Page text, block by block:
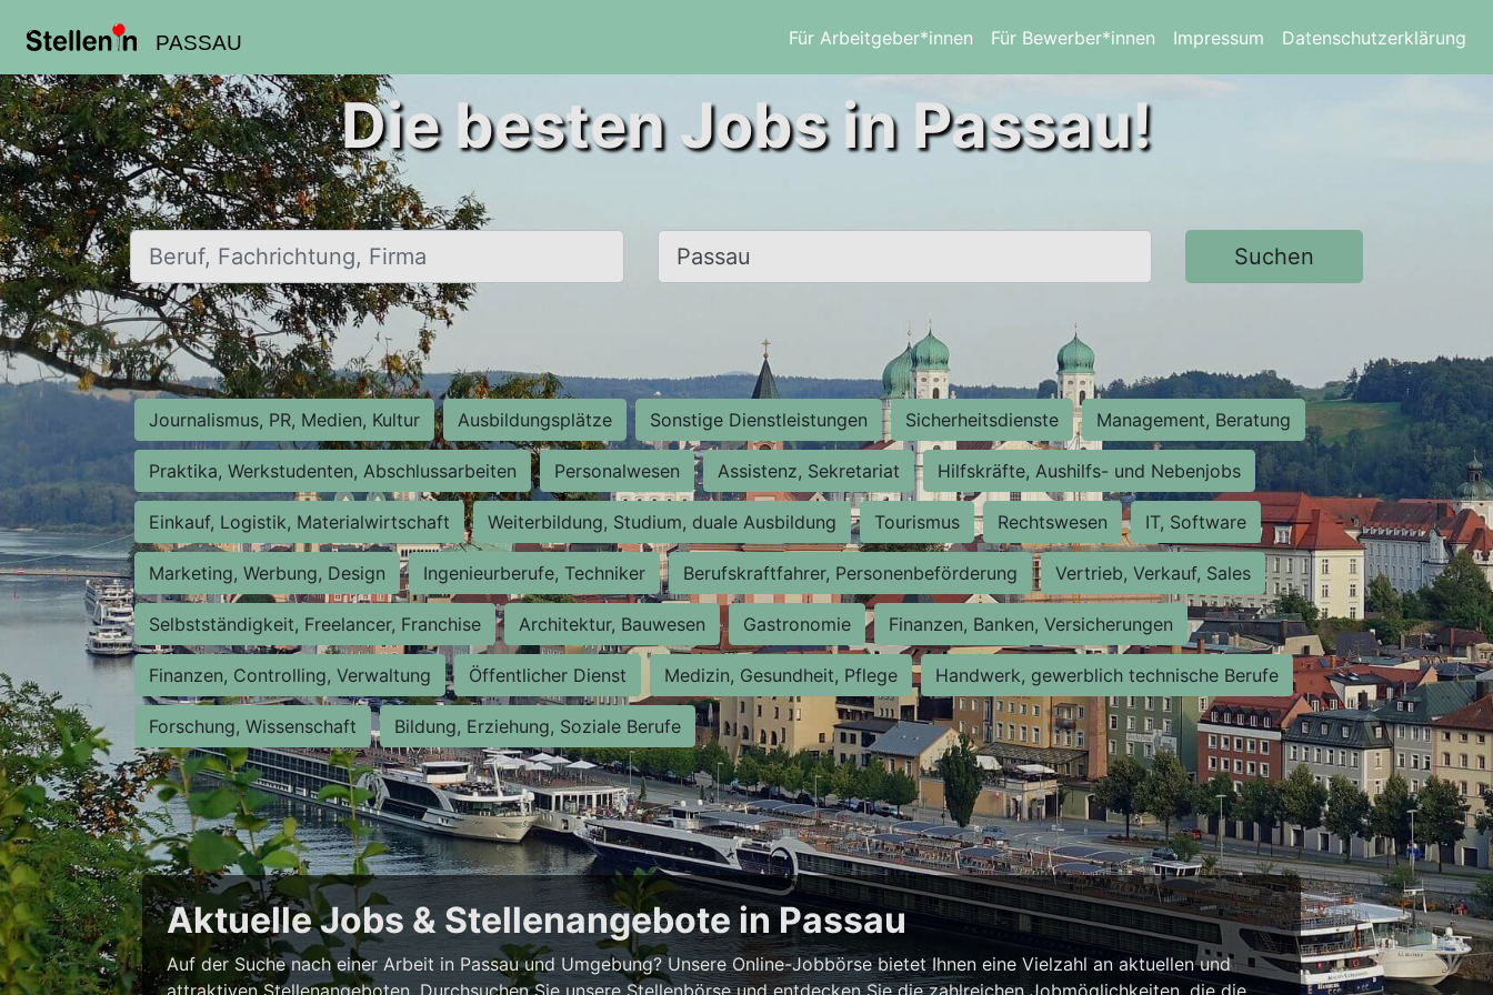
PASSAU Für Arbeitgeber*innen Für Bewerber*innen Impressum Datenschutzerklärung
Die besten Jobs in Passau!
Beruf, Fachrichtung, Firma Ort, Stadt Suchen
Journalismus, PR, Medien, Kultur Ausbildungsplätze Sonstige Dienstleistungen Sicherheitsdienste Management, Beratung
Praktika, Werkstudenten, Abschlussarbeiten Personalwesen Assistenz, Sekretariat Hilfskräfte, Aushilfs- und Nebenjobs
Einkauf, Logistik, Materialwirtschaft Weiterbildung, Studium, duale Ausbildung Tourismus Rechtswesen IT, Software
Marketing, Werbung, Design Ingenieurberufe, Techniker Berufskraftfahrer, Personenbeförderung Vertrieb, Verkauf, Sales
Selbstständigkeit, Freelancer, Franchise Architektur, Bauwesen Gastronomie Finanzen, Banken, Versicherungen
Finanzen, Controlling, Verwaltung Öffentlicher Dienst Medizin, Gesundheit, Pflege Handwerk, gewerblich technische Berufe
Forschung, Wissenschaft Bildung, Erziehung, Soziale Berufe
Aktuelle Jobs & Stellenangebote in Passau
Auf der Suche nach einer Arbeit in Passau und Umgebung? Unsere Online-Jobbörse bietet Ihnen eine Vielzahl an aktuellen und